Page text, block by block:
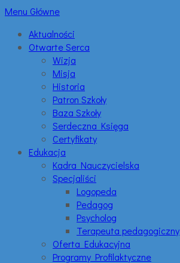
Menu Główne
Aktualności
Otwarte Serca
Wizja
Misja
Historia
Patron Szkoły
Baza Szkoły
Serdeczna Księga
Certyfikaty
Edukacja
Kadra Nauczycielska
Specjaliści
Logopeda
Pedagog
Psycholog
Terapeuta pedagogiczny
Oferta Edukacyjna
Programy Profilaktyczne